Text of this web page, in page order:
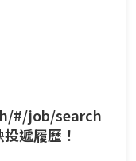
#/job/search
遞履歷！